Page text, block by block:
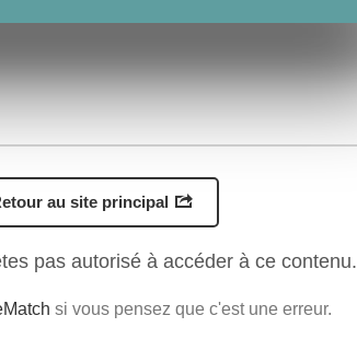
au site principal
pas autorisé à accéder à ce contenu.
si vous pensez que c'est une erreur.